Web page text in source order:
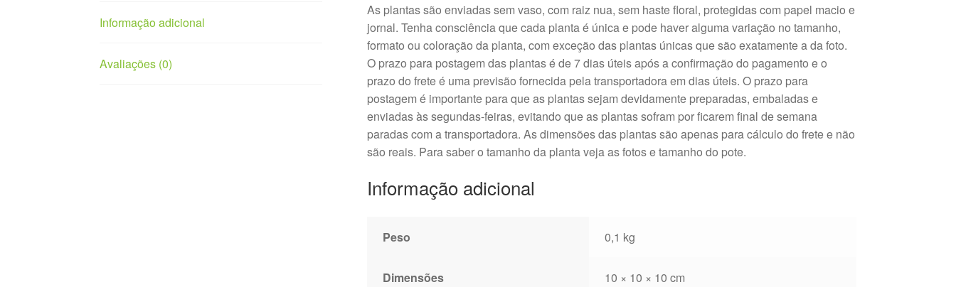
Informação adicional
Avaliações (0)
As plantas são enviadas sem vaso, com raiz nua, sem haste floral, protegidas com papel macio e
jornal. Tenha consciência que cada planta é única e pode haver alguma variação no tamanho,
formato ou coloração da planta, com exceção das plantas únicas que são exatamente a da foto.
O prazo para postagem das plantas é de 7 dias úteis após a confirmação do pagamento e o
prazo do frete é uma previsão fornecida pela transportadora em dias úteis. O prazo para
postagem é importante para que as plantas sejam devidamente preparadas, embaladas e
enviadas às segundas-feiras, evitando que as plantas sofram por ficarem final de semana
paradas com a transportadora. As dimensões das plantas são apenas para cálculo do frete e não
são reais. Para saber o tamanho da planta veja as fotos e tamanho do pote.
Informação adicional
Peso 0,1 kg
Dimensões 10 × 10 × 10 cm